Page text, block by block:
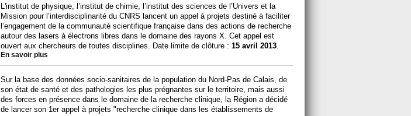
L'institut de physique, l’institut de chimie, l’institut des sciences de l’Univers et la
Mission pour l’interdisciplinarité du CNRS lancent un appel à projets destiné à faciliter
l’engagement de la communauté scientifique française dans des actions de recherche
autour des lasers à électrons libres dans le domaine des rayons X. Cet appel est
ouvert aux chercheurs de toutes disciplines. Date limite de clôture : 15 avril 2013.
En savoir plus
Sur la base des données socio-sanitaires de la population du Nord-Pas de Calais, de
son état de santé et des pathologies les plus prégnantes sur le territoire, mais aussi
des forces en présence dans le domaine de la recherche clinique, la Région a décidé
de lancer son 1er appel à projets "recherche clinique dans les établissements de